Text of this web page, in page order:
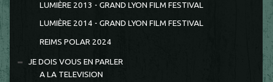
LUMIÈRE 2013 - GRAND LYON FILM FESTIVAL
LUMIÈRE 2014 - GRAND LYON FILM FESTIVAL
REIMS POLAR 2024
JE DOIS VOUS EN PARLER
A LA TELEVISION